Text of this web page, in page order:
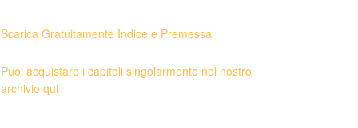
Scarica Gratuitamente Indice e Premessa
Puoi acquistare i capitoli singolarmente nel nostro
archivio qui